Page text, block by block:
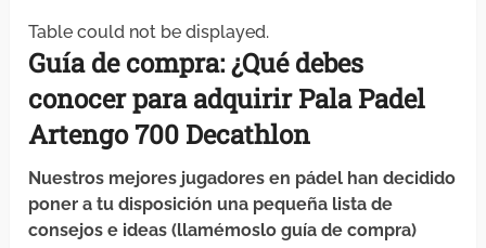
Table could not be displayed.
Guía de compra: ¿Qué debes
conocerparaadquirirPala Padel
Artengo 700 Decathlon
Nuestros mejores jugadores en pádel han decidido
poner a tu disposición una pequeña lista de
consejos e ideas (llamémoslo guía de compra)